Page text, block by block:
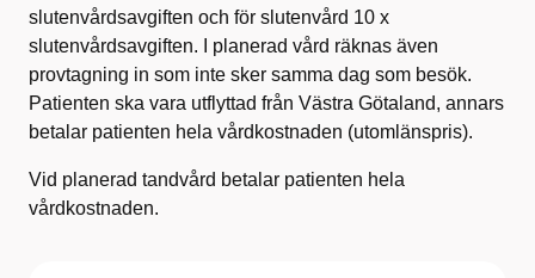
slutenvårdsavgiften och för slutenvård 10 x
slutenvårdsavgiften. I planerad vård räknas även
provtagning in som inte sker samma dag som besök.
Patienten ska vara utflyttad från Västra Götaland, annars
betalar patienten hela vårdkostnaden (utomlänspris).
Vid planerad tandvård betalar patienten hela
vårdkostnaden.